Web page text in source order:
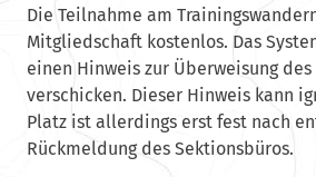
Die Teilnahme am
Mitgliedschaft kostenlos. Das
einen Hinweis zur Überweisung
verschicken. Dieser Hinweis kann
Platz ist allerdings erst fest nach
Rückmeldung des Sektionsbüros.